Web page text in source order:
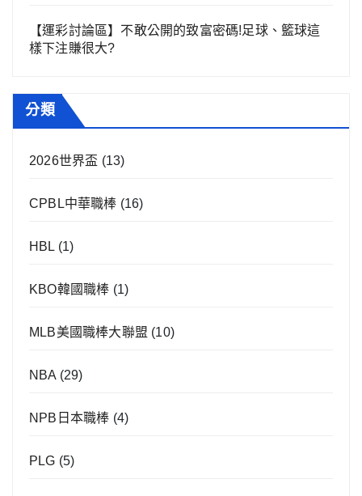
【運彩討論區】不敢公開的致富密碼!足球、籃球這
樣下注賺很大?
分類
2026世界盃 (13)
CPBL中華職棒 (16)
HBL (1)
KBO韓國職棒 (1)
MLB美國職棒大聯盟 (10)
NBA (29)
NPB日本職棒 (4)
PLG (5)